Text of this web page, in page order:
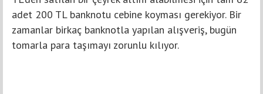
adet 200 TL banknotu cebine koyması gerekiyor. Bir
zamanlar birkaç banknotla yapılan alışveriş, bugün
tomarla para taşımayı zorunlu kılıyor.